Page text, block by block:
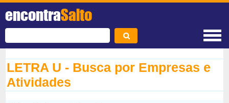
encontraSalto
LETRA U - Busca por Empresas e
Atividades